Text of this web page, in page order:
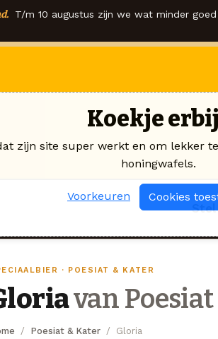
T/m 10 augustus zijn we wat minder
Stel
· POESIAT & KATER
van
Poesiat & Kater Gloria
Koekje
zijn site super werkt en om lekker
honingwafels.
Voorkeuren Cookies